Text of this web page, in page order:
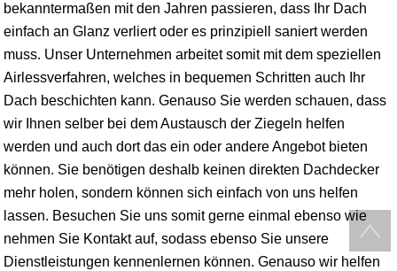
bekanntermaßen mit den Jahren passieren, dass Ihr Dach
einfach an Glanz verliert oder es prinzipiell saniert werden
muss. Unser Unternehmen arbeitet somit mit dem speziellen
Airlessverfahren, welches in bequemen Schritten auch Ihr
Dach beschichten kann. Genauso Sie werden schauen, dass
wir Ihnen selber bei dem Austausch der Ziegeln helfen
werden und auch dort das ein oder andere Angebot bieten
können. Sie benötigen deshalb keinen direkten Dachdecker
mehr holen, sondern können sich einfach von uns helfen
lassen. Besuchen Sie uns somit gerne einmal ebenso wie
nehmen Sie Kontakt auf, sodass ebenso Sie unsere
Dienstleistungen kennenlernen können. Genauso wir helfen